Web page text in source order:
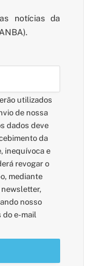
notícias da
utilizados
de nossa
dados deve
da
inequívoca e
revogar o
mediante
nosso
do e-mail